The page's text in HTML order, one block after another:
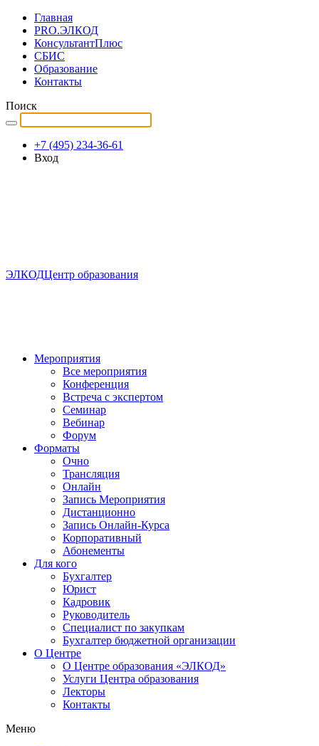
Главная
PRO.ЭЛКОД
КонсультантПлюс
СБИС
Образование
Контакты
Поиск
+7 (495) 234-36-61
Вход
ЭЛКОДЦентр образования
Мероприятия
Все мероприятия
Конференция
Встреча с экспертом
Семинар
Вебинар
Форум
Форматы
Очно
Трансляция
Онлайн
Запись Мероприятия
Дистанционно
Запись Онлайн-Курса
Корпоративный
Абонементы
Для кого
Бухгалтер
Юрист
Кадровик
Руководитель
Специалист по закупкам
Бухгалтер бюджетной организации
О Центре
О Центре образования «ЭЛКОД»
Услуги Центра образования
Лекторы
Контакты
Меню